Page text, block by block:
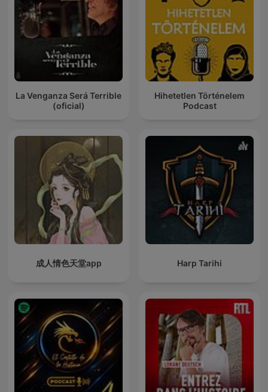
La Venganza Será Terrible
(oficial)
Hihetetlen Történelem
Podcast
成人情色天堂app Harp Tarihi